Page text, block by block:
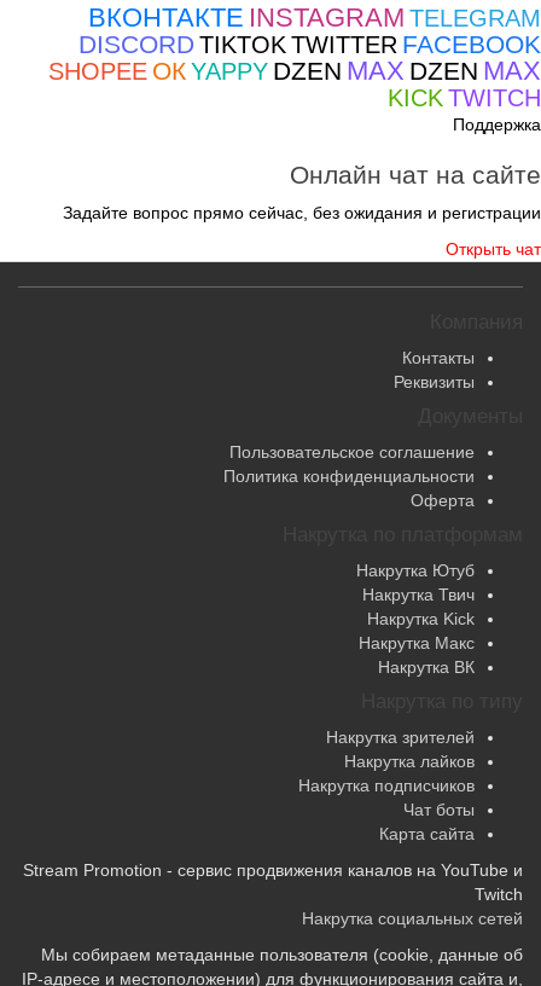
ВКОНТАКТЕ INSTAGRAM TELEGRAM
DISCORD TIKTOK TWITTER FACEBOOK
SHOPEE ОКYAPPY DZEN MAX DZEN MAX
KICK TWITCH
Поддержка
Онлайн чат на сайте
Задайте вопрос прямо сейчас, без ожидания и регистрации
Открыть чат
Контакты
Реквизиты
Пользовательское соглашение
Политика конфиденциальности
Оферта
Накрутка Ютуб
Накрутка Твич
Накрутка Kick
Накрутка Макс
Накрутка ВК
Накрутка зрителей
Накрутка лайков
Накрутка подписчиков
Чат боты
Карта сайта
Stream Promotion - сервис продвижения каналов на YouTube и
Twitch
Накрутка социальных сетей
Мы собираем метаданные пользователя (cookie, данные об
IP-адресе и местоположении) для функционирования сайта и,